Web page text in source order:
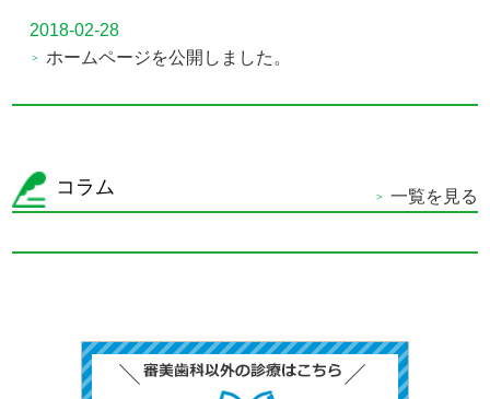
2018-02-28
ホームページを公開しました。
コラム 一覧を見る